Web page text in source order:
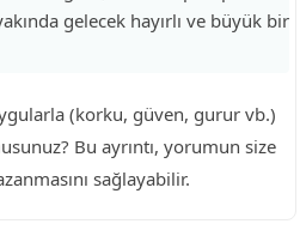
gelecek hayırlı ve büyük bir
(korku, güven, gurur vb.)
Bu ayrıntı, yorumun size
sağlayabilir.